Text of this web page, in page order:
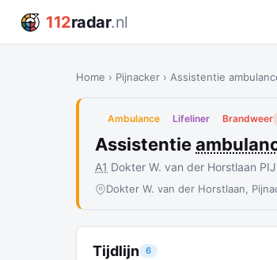
112radar.nl
Home › Pijnacker › Assistentie
Ambulance Lifeliner Brandweer
Assistentie
A1 Dokter W. van der Horstlaan
Dokter W. van der Horstlaan,
Tijdlijn 6